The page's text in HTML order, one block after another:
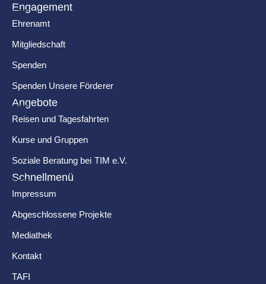
Engagement
Ehrenamt
Mitgliedschaft
Spenden
Spenden Unsere Förderer
Angebote
Reisen und Tagesfahrten
Kurse und Gruppen
Soziale Beratung bei TIM e.V.
Schnellmenü
Impressum
Abgeschlossene Projekte
Mediathek
Kontakt
TAFI